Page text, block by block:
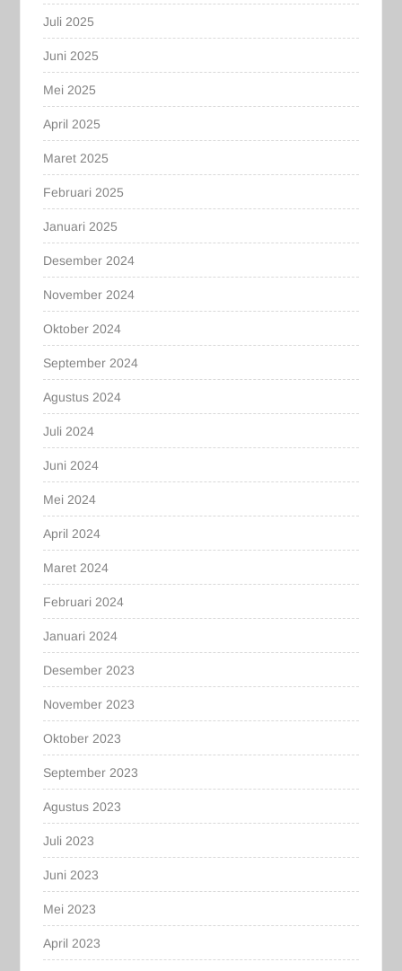
Juli 2025
Juni 2025
Mei 2025
April 2025
Maret 2025
Februari 2025
Januari 2025
Desember 2024
November 2024
Oktober 2024
September 2024
Agustus 2024
Juli 2024
Juni 2024
Mei 2024
April 2024
Maret 2024
Februari 2024
Januari 2024
Desember 2023
November 2023
Oktober 2023
September 2023
Agustus 2023
Juli 2023
Juni 2023
Mei 2023
April 2023